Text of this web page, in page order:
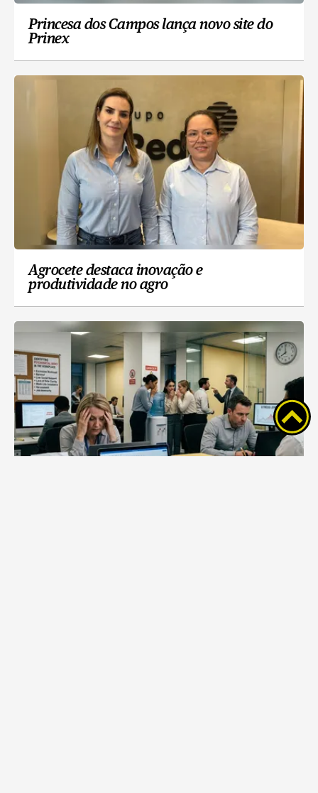
Princesa dos Campos lança novo site do
Prinex
Agrocete destaca inovação e
produtividade no agro